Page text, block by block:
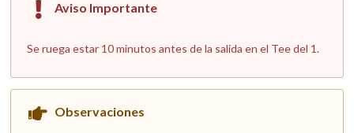
Aviso Importante
Se ruega estar 10 minutos antes de la salida en el Tee del 1.
Observaciones